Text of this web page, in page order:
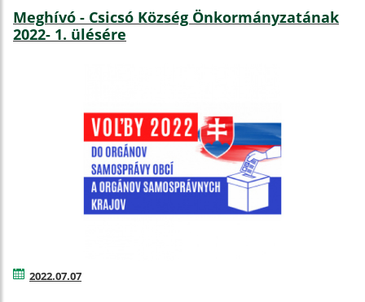
Meghívó - Csicsó Község Önkormányzatának
2022- 1. ülésére
2022.07.07